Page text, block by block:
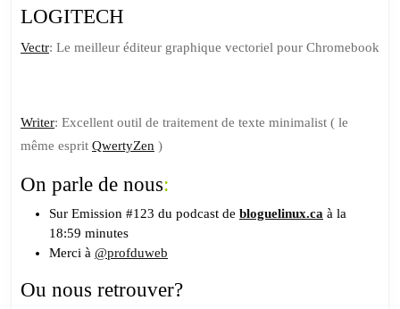
LOGITECH
Vectr: Le meilleur éditeur graphique vectoriel pour Chromebook
Writer: Excellent outil de traitement de texte minimalist ( le
même esprit QwertyZen )
On parle de nous:
Sur Emission #123 du podcast de bloguelinux.ca à la
18:59 minutes
Merci à @profduweb
Ou nous retrouver?